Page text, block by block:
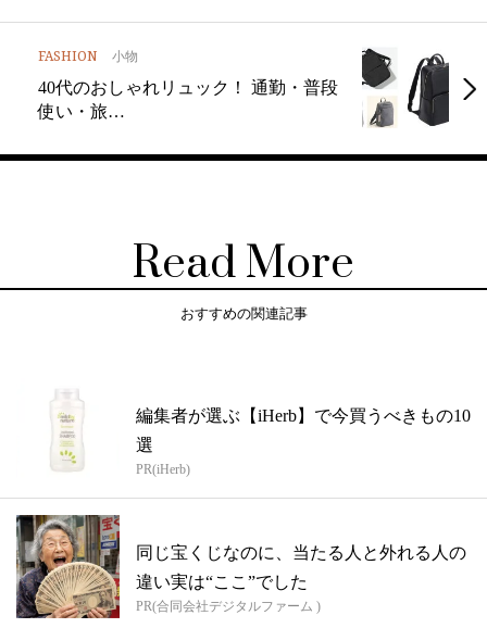
FASHION 小物
40代のおしゃれリュック！ 通勤・普段
使い・旅…
Read More
おすすめの関連記事
編集者が選ぶ【iHerb】で今買うべきもの10
選
PR(iHerb)
同じ宝くじなのに、当たる人と外れる人の
違い実は“ここ”でした
PR(合同会社デジタルファーム )